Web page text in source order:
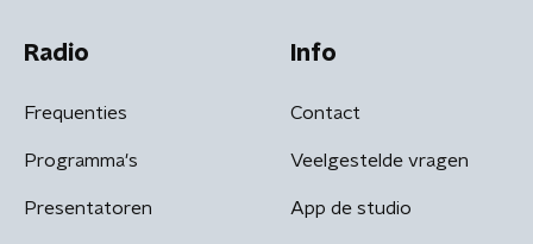
Radio
Frequenties
Programma's
Presentatoren
Info
Contact
Veelgestelde vragen
App de studio